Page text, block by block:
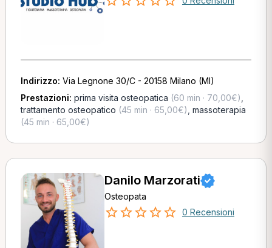
Indirizzo: Via Legnone 30/C - 20158 Milano (MI)
Prestazioni: prima visita osteopatica (60 min · 70,00€)
trattamento osteopatico (45 min · 65,00€) massoterapia
(45 min · 65,00€)
Danilo Marzorati
Osteopata
0 Recensioni